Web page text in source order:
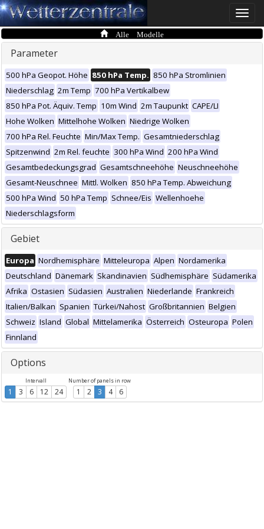
Toggle
Alle Modelle
Parameter
500 hPa Geopot. Höhe 850 hPa Temp. 850 hPa Stromlinien
Niederschlag 2m Temp 700 hPa Vertikalbew
850 hPa Pot. Äquiv. Temp 10m Wind 2m Taupunkt CAPE/LI
Hohe Wolken Mittelhohe Wolken Niedrige Wolken
700 hPa Rel. Feuchte Min/Max Temp. Gesamtniederschlag
Spitzenwind 2m Rel. feuchte 300 hPa Wind 200 hPa Wind
Gesamtbedeckungsgrad Gesamtschneehöhe Neuschneehöhe
Gesamt-Neuschnee Mittl. Wolken 850 hPa Temp. Abweichung
500 hPa Wind 50 hPa Temp Schnee/Eis Wellenhoehe
Niederschlagsform
Gebiet
Europa Nordhemisphäre Mitteleuropa Alpen Nordamerika
Deutschland Dänemark Skandinavien Südhemisphäre Südamerika
Afrika Ostasien Südasien Australien Niederlande Frankreich
Italien/Balkan Spanien Türkei/Nahost Großbritannien Belgien
Schweiz Island Global Mittelamerika Österreich Osteuropa Polen
Finnland
Options
Intervall
1 3 6 12 24
Number of panels in row
1 2 3 4 6